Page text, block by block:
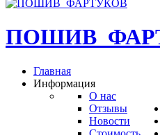
Главная
Информация
О нас
Отзывы
Новости